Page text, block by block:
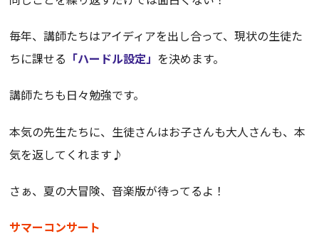
毎年、講師たちはアイディアを出し合って、現状の生徒た
ちに課せる 「ハードル設定」 を決めます。
講師たちも日々勉強です。
本気の先生たちに、生徒さんはお子さんも大人さんも、本
気を返してくれます♪
さぁ、夏の大冒険、音楽版が待ってるよ！
サマーコンサート